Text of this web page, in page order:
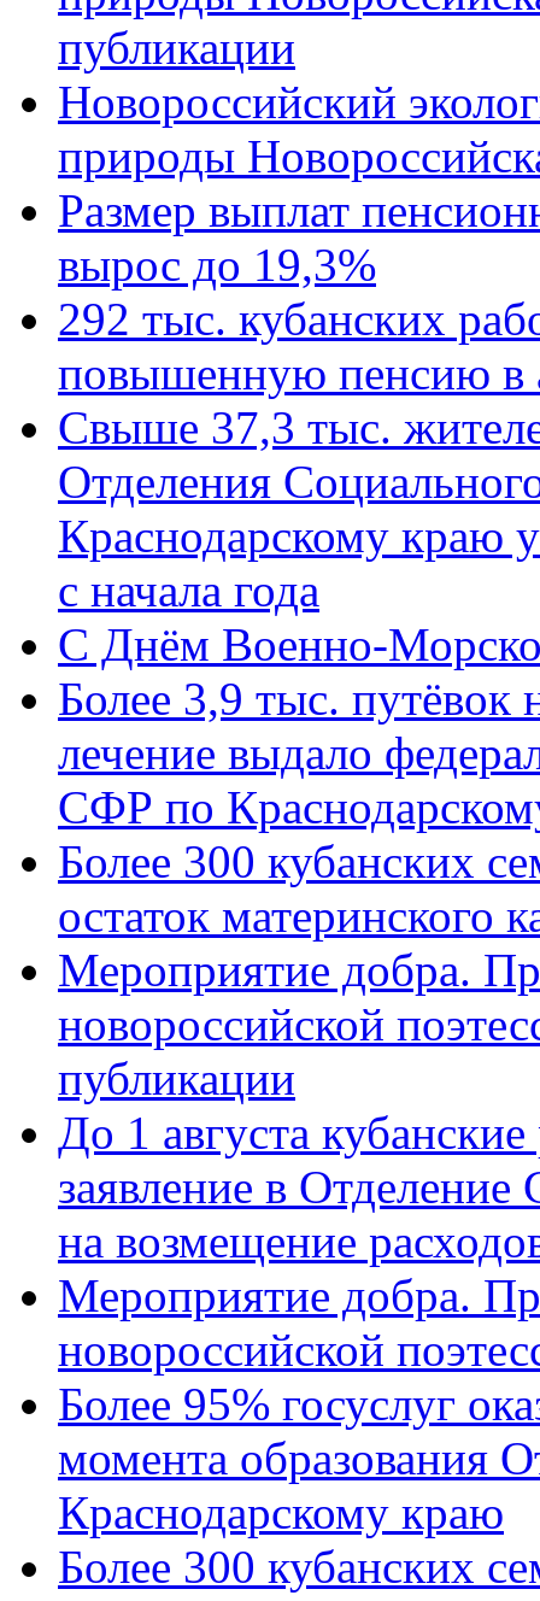
публикации
Новороссийский
природы
Размер выплат
вырос до 19,3%
292 тыс. кубанских
повышенную пенсию в
Свыше 37,3 тыс.
Отделения
Краснодарскому краю
с начала года
C Днём Военно-
Более 3,9 тыс. путёвок
лечение выдало
СФР по
Более 300 кубанских
остаток материнского
Мероприятие добра.
новороссийской
публикации
До 1 августа
заявление в
на возмещение
Мероприятие добра.
новороссийской
Более 95% госуслуг
момента образования
Краснодарскому краю
Более 300 кубанских